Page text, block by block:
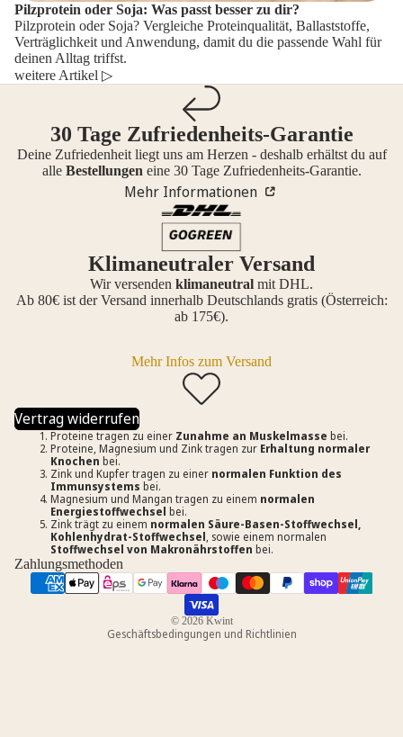
Pilzprotein oder Soja: Was passt besser zu dir?
Pilzprotein oder Soja? Vergleiche Proteinqualität, Ballaststoffe,
Verträglichkeit und Anwendung, damit du die passende Wahl für
deinen Alltag triffst.
weitere Artikel ▷
30 Tage Zufriedenheits-Garantie
Deine Zufriedenheit liegt uns am Herzen - deshalb erhältst du auf
alle Bestellungen eine 30 Tage Zufriedenheits-Garantie.
Mehr Informationen
Klimaneutraler Versand
Wir versenden klimaneutral mit DHL.
Ab 80€ ist der Versand innerhalb Deutschlands gratis (Österreich:
ab 175€).
Mehr Infos zum Versand
Vertrag widerrufen
Proteine tragen zu einer Zunahme an Muskelmasse bei.
Proteine, Magnesium und Zink tragen zur Erhaltung normaler
Knochen bei.
Zink und Kupfer tragen zu einer normalen Funktion des
Immunsystems bei.
Magnesium und Mangan tragen zu einem normalen
Energiestoffwechsel bei.
Zink trägt zu einem normalen Säure-Basen-Stoffwechsel,
Kohlenhydrat-Stoffwechsel, sowie einem normalen
Stoffwechsel von Makronährstoffen bei.
Zahlungsmethoden
© 2026 Kwint
Geschäftsbedingungen und Richtlinien
Datenschutzerklärung
Impressum
Widerrufsrecht
AGB